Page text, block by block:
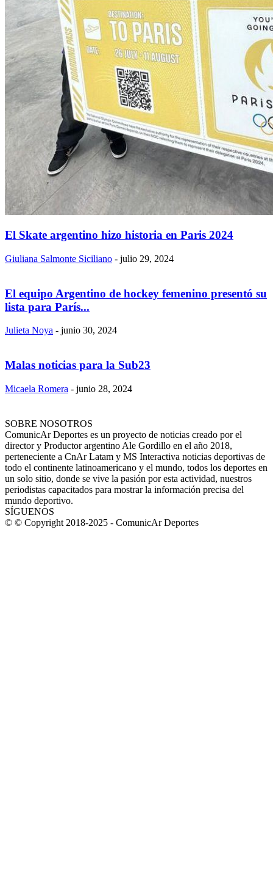
El Skate argentino hizo historia en Paris 2024
Giuliana Salmonte Siciliano - julio 29, 2024
El equipo Argentino de hockey femenino presentó su
lista para París...
Julieta Noya - junio 30, 2024
Malas noticias para la Sub23
Micaela Romera - junio 28, 2024
SOBRE NOSOTROS
ComunicAr Deportes es un proyecto de noticias creado por el
director y Productor argentino Ale Gordillo en el año 2018,
perteneciente a CnAr Latam y MS Interactiva noticias deportivas de
todo el continente latinoamericano y el mundo, todos los deportes en
un solo sitio, donde se vive la pasión por esta actividad, nuestros
periodistas capacitados para mostrar la información precisa del
mundo deportivo.
SÍGUENOS
© © Copyright 2018-2025 - ComunicAr Deportes